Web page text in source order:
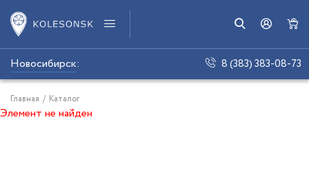
Новосибирск: 8 (383) 383-08-73
Главная / Каталог
Элемент не найден